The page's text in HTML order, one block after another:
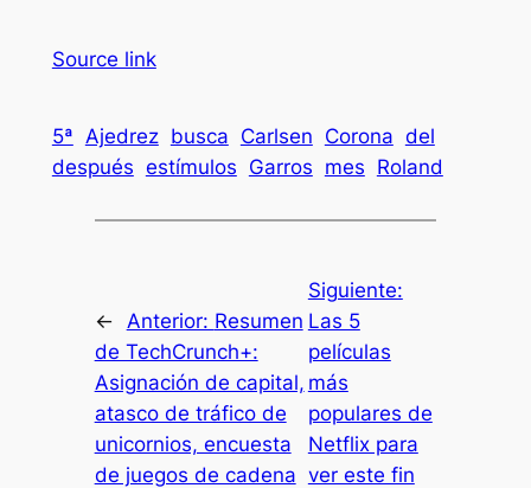
Source link
5ª Ajedrez busca Carlsen Corona del
después estímulos Garros mes Roland
← Anterior: Resumen
de TechCrunch+:
Asignación de capital,
atasco de tráfico de
unicornios, encuesta
de juegos de cadena
Siguiente:
Las 5
películas
más
populares de
Netflix para
ver este fin